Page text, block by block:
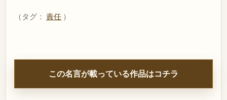
（タグ： 責任 ）
この名言が載っている作品はコチラ